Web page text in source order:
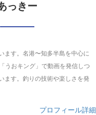
っきー
ます。名港〜知多半島を中心に
うおキング」で動画を発信しつ
ます。釣りの技術や楽しさを発
プロフィール詳細